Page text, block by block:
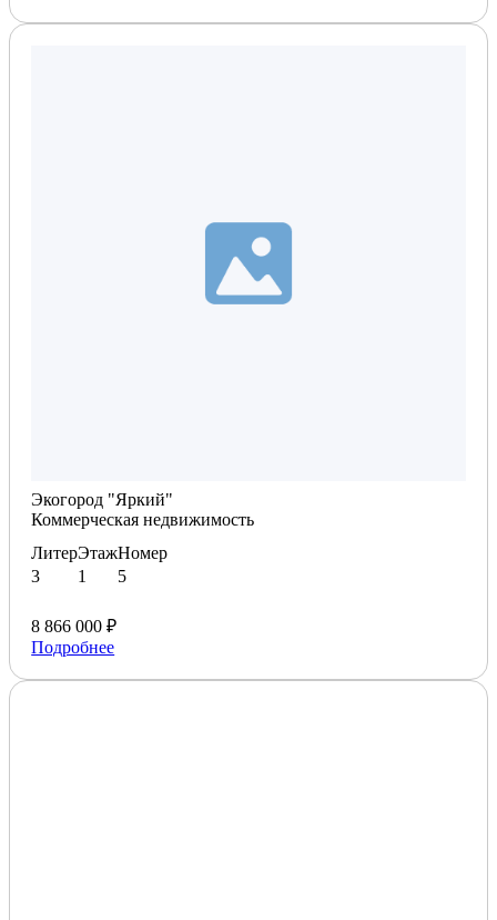
Экогород "Яркий"
Коммерческая недвижимость
Литер
3
Этаж
1
Номер
5
8 866 000 ₽
Подробнее